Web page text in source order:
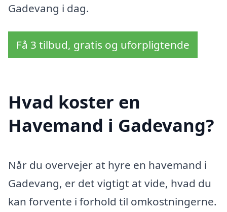
Gadevang i dag.
Få 3 tilbud, gratis og uforpligtende
Hvad koster en
Havemand i Gadevang?
Når du overvejer at hyre en havemand i
Gadevang, er det vigtigt at vide, hvad du
kan forvente i forhold til omkostningerne.